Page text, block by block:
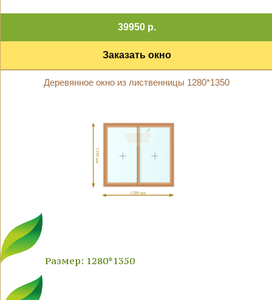
39950 р.
Заказать окно
Деревянное окно из лиственницы 1280*1350
Размер: 1280*1350